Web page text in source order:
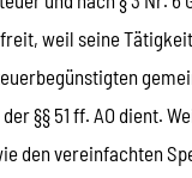
weil seine
§§ 51 ff. AO dient.
den vereinfachten